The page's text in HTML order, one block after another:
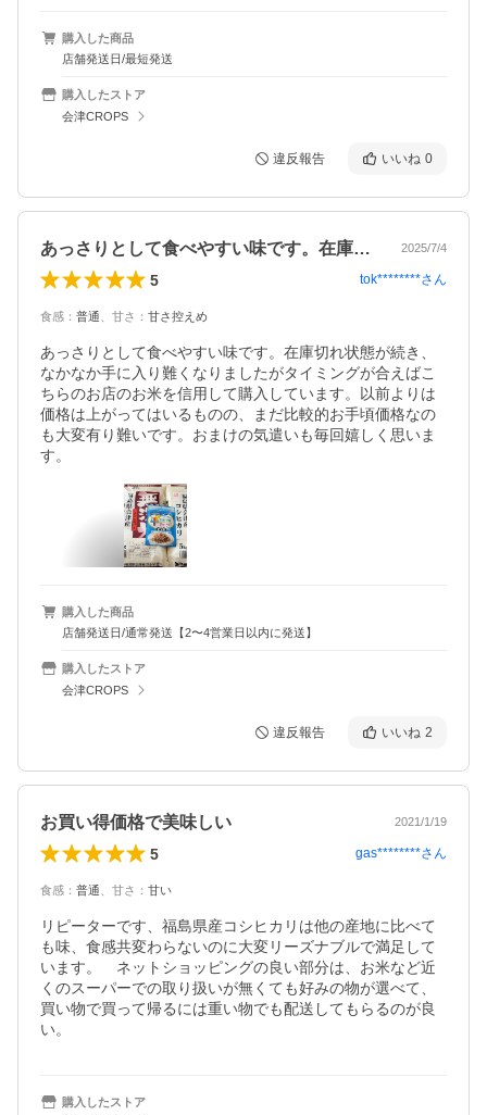
購入した商品
店舗発送日/最短発送
購入したストア
会津CROPS
違反報告 いいね 0
あっさりとして食べやすい味です。在庫切… 2025/7/4
5 tok********さん
食感 ： 普通 甘さ ： 甘さ控えめ
あっさりとして食べやすい味です。在庫切れ状態が続き、
なかなか手に入り難くなりましたがタイミングが合えばこ
ちらのお店のお米を信用して購入しています。以前よりは
価格は上がってはいるものの、まだ比較的お手頃価格なの
も大変有り難いです。おまけの気遣いも毎回嬉しく思いま
す。
購入した商品
店舗発送日/通常発送【2〜4営業日以内に発送】
購入したストア
会津CROPS
違反報告 いいね 2
お買い得価格で美味しい 2021/1/19
5 gas********さん
食感 ： 普通 甘さ ： 甘い
リピーターです、福島県産コシヒカリは他の産地に比べて
も味、食感共変わらないのに大変リーズナブルで満足して
います。　ネットショッピングの良い部分は、お米など近
くのスーパーでの取り扱いが無くても好みの物が選べて、
買い物で買って帰るには重い物でも配送してもらるのが良
い。
購入したストア